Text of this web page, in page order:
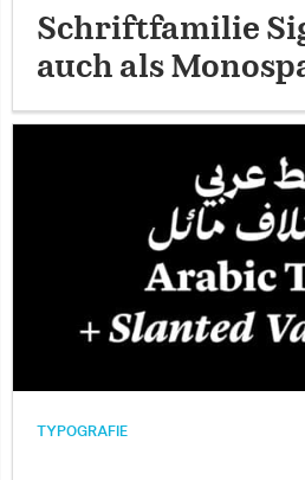
Schriftfamilie
auch als
TYPOGRAFIE